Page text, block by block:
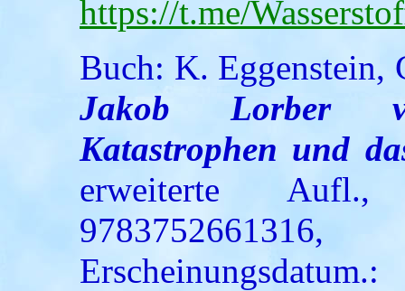
https://t.me/
Buch: K. Eggenstein,
Jakob Lorber
Katastrophen und
erweiterte